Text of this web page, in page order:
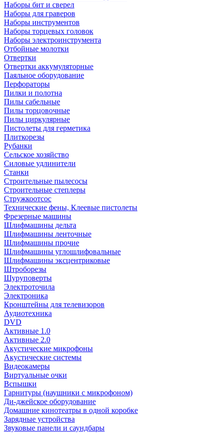
Наборы бит и сверел
Наборы для граверов
Наборы инструментов
Наборы торцевых головок
Наборы электроинструмента
Отбойные молотки
Отвертки
Отвертки аккумуляторные
Паяльное оборудование
Перфораторы
Пилки и полотна
Пилы сабельные
Пилы торцовочные
Пилы циркулярные
Пистолеты для герметика
Плиткорезы
Рубанки
Сельское хозяйство
Силовые удлинители
Станки
Строительные пылесосы
Строительные степлеры
Стружкоотсос
Технические фены, Клеевые пистолеты
Фрезерные машины
Шлифмашины дельта
Шлифмашины ленточные
Шлифмашины прочие
Шлифмашины углошлифовальные
Шлифмашины эксцентриковые
Штроборезы
Шуруповерты
Электроточила
Электроника
Кронштейны для телевизоров
Аудиотехника
DVD
Активные 1.0
Активные 2.0
Акустические микрофоны
Акустические системы
Видеокамеры
Виртуальные очки
Вспышки
Гарнитуры (наушники с микрофоном)
Ди-джейское оборудование
Домашние кинотеатры в одной коробке
Зарядные устройства
Звуковые панели и саундбары